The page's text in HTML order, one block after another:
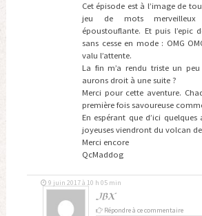
Cet épisode est à l’image de
jeu de mots
époustouflante. Et puis l’epic
sans cesse en mode : OMG
valu l’attente.
La fin m’a rendu triste un peu
aurons droit à une suite ?
Merci pour cette aventure.
première fois savoureuse
En espérant que d’ici quelques
joyeuses viendront du volcan
Merci encore
QcMaddog
JBX
9 juin 2017 à 10 h 05 min
Répondre à ce commentaire